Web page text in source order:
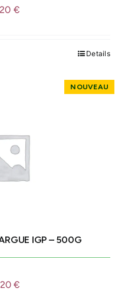
€
Details
IGP – 500G
€